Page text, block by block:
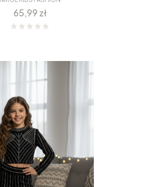
Cena
65,99 zł